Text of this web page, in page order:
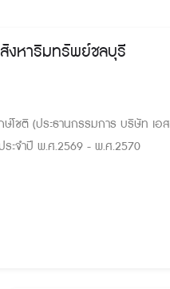
งหาริมทรัพย์ชลบุรี
ะจำปี พ.ศ.2569 - พ.ศ.2570